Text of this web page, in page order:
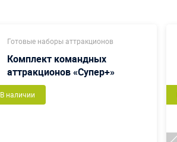
Готовые наборы аттракционов
Комплект командных
аттракционов «Супер+»
В наличии